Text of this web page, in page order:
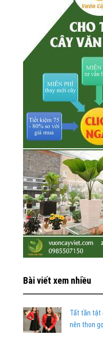
Bài viết xem nhiều
Tất tần tật
nên thon